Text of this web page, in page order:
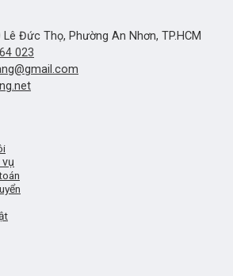
Đức Thọ, Phường An Nhơn, TP.HCM
023